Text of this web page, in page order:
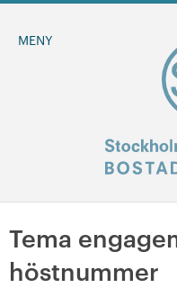
MENY
BLI MEDLEM
Tema
höstnummer